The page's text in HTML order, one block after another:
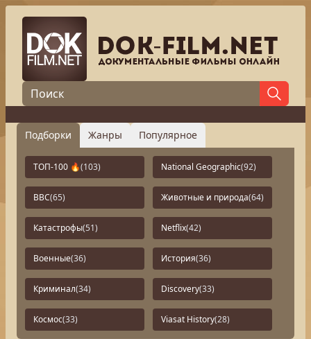
Подборки Жанры Популярное
ТОП-100 🔥(103) National Geographic(92)
BBC(65) Животные и природа(64)
Катастрофы(51) Netflix(42)
Военные(36) История(36)
Криминал(34) Discovery(33)
Космос(33) Viasat History(28)